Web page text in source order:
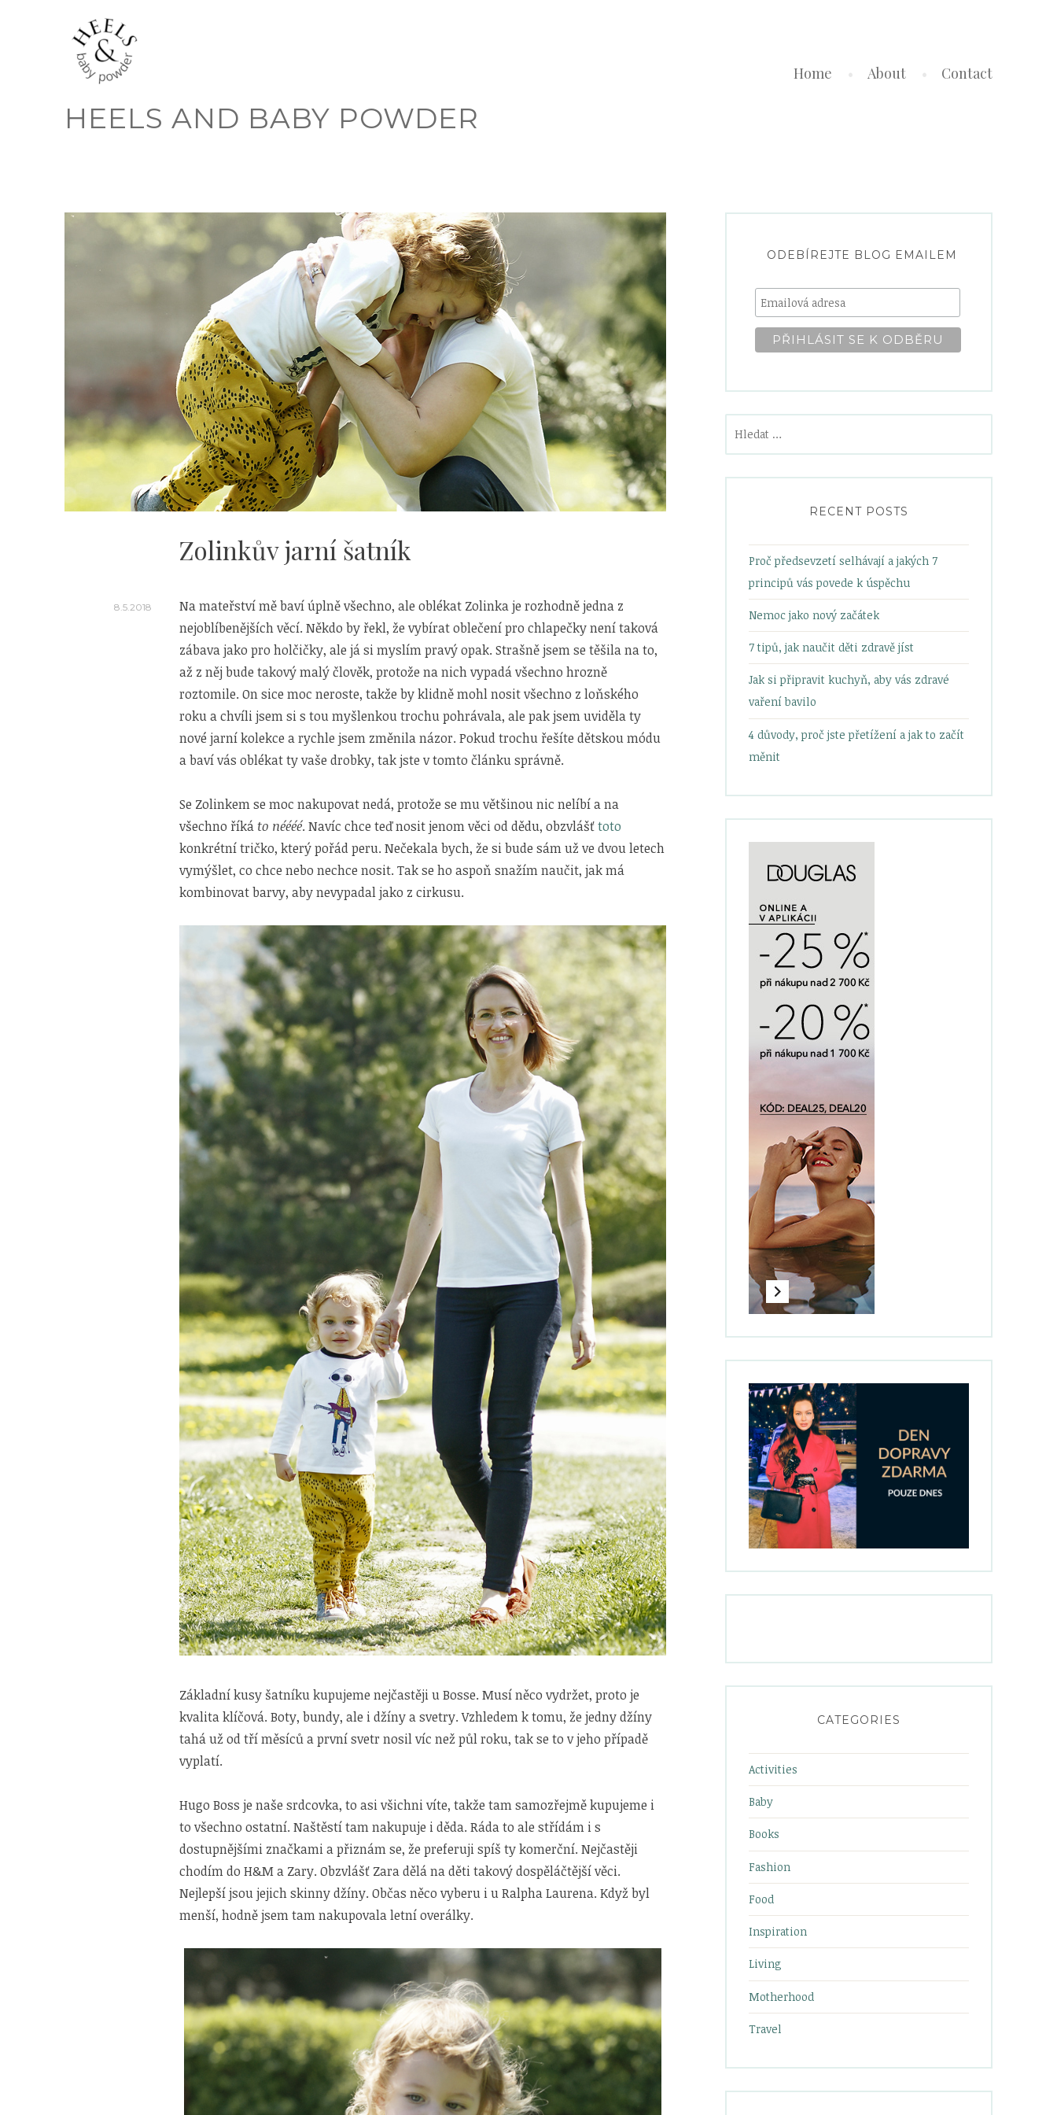
HEELS AND BABY POWDER
Home About Contact
Zolinkův jarní šatník
8.5.2018
Na mateřství mě baví úplně všechno, ale oblékat Zolinka je rozhodně jedna z
nejoblíbenějších věcí. Někdo by řekl, že vybírat oblečení pro chlapečky není taková
zábava jako pro holčičky, ale já si myslím pravý opak. Strašně jsem se těšila na to,
až z něj bude takový malý člověk, protože na nich vypadá všechno hrozně
roztomile. On sice moc neroste, takže by klidně mohl nosit všechno z loňského
roku a chvíli jsem si s tou myšlenkou trochu pohrávala, ale pak jsem uviděla ty
nové jarní kolekce a rychle jsem změnila názor. Pokud trochu řešíte dětskou módu
a baví vás oblékat ty vaše drobky, tak jste v tomto článku správně.
Se Zolinkem se moc nakupovat nedá, protože se mu většinou nic nelíbí a na
všechno říkáto néééé. Navíc chce teď nosit jenom věci od dědu, obzvlášťtoto
konkrétní tričko, který pořád peru. Nečekala bych, že si bude sám už ve dvou letech
vymýšlet, co chce nebo nechce nosit. Tak se ho aspoň snažím naučit, jak má
kombinovat barvy, aby nevypadal jako z cirkusu.
Základní kusy šatníku kupujeme nejčastěji u Bosse. Musí něco vydržet, proto je
kvalita klíčová. Boty, bundy, ale i džíny a svetry. Vzhledem k tomu, že jedny džíny
tahá už od tří měsíců a první svetr nosil víc než půl roku, tak se to v jeho případě
vyplatí.
Hugo Boss je naše srdcovka, to asi všichni víte, takže tam samozřejmě kupujeme i
to všechno ostatní. Naštěstí tam nakupuje i děda. Ráda to ale střídám i s
dostupnějšími značkami a přiznám se, že preferuji spíš ty komerční. Nejčastěji
chodím do H&M a Zary. Obzvlášť Zara dělá na děti takový dospěláčtější věci.
Nejlepší jsou jejich skinny džíny. Občas něco vyberu i u Ralpha Laurena. Když byl
menší, hodně jsem tam nakupovala letní overálky.
ODEBÍREJTE BLOG EMAILEM
RECENT POSTS
Proč předsevzetí selhávají a jakých 7
principů vás povede k úspěchu
Nemoc jako nový začátek
7 tipů, jak naučit děti zdravě jíst
Jak si připravit kuchyň, aby vás zdravé
vaření bavilo
4 důvody, proč jste přetížení a jak to začít
měnit
CATEGORIES
Activities
Baby
Books
Fashion
Food
Inspiration
Living
Motherhood
Travel